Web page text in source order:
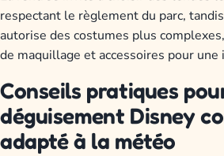
respectant le règlement du parc,
autorise des costumes plus
de maquillage et accessoires pour
Conseils pratiques
déguisement Disney
adapté à la météo